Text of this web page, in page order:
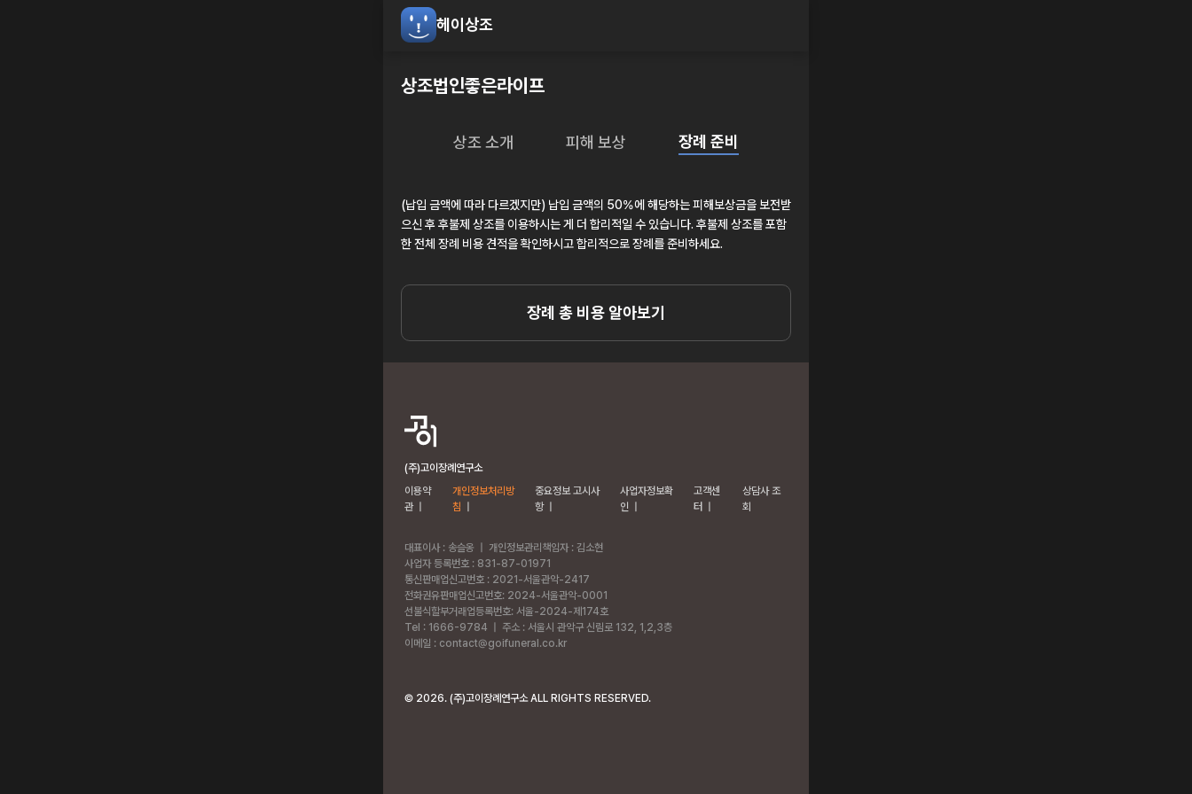
헤이상조
상조법인좋은라이프
상조 소개 피해 보상 장례 준비
(납입 금액에 따라 다르겠지만) 납입 금액의 50%에 해당하는 피해보상금을 보전받
으신 후 후불제 상조를 이용하시는 게 더 합리적일 수 있습니다. 후불제 상조를 포함
한 전체 장례 비용 견적을 확인하시고 합리적으로 장례를 준비하세요.
장례 총 비용 알아보기
(주)고이장례연구소
이용약
관
개인정보처리방
침
중요정보 고시사
항
사업자정보확
인
고객센
터
상담사 조
회
대표이사 : 송슬옹
개인정보관리책임자 : 김소현
사업자 등록번호 : 831-87-01971
통신판매업신고번호 : 2021-서울관악-2417
전화권유판매업신고번호: 2024-서울관악-0001
선불식할부거래업등록번호: 서울-2024-제174호
Tel : 1666-9784
주소 : 서울시 관악구 신림로 132, 1,2,3층
이메일 : contact@goifuneral.co.kr
© 2026. (주)고이장례연구소 ALL RIGHTS RESERVED.